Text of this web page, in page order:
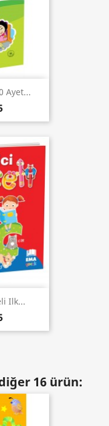
Ayet...
Ilk...
16 ürün: